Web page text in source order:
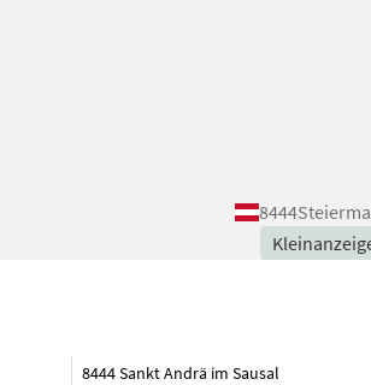
8444
8444 Sankt Andrä im Sausal